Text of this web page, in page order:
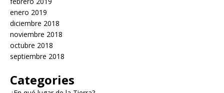
enero 2019
diciembre 2018
noviembre 2018
octubre 2018
septiembre 2018
Categories